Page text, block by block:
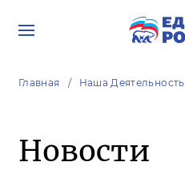
Главная Наша Деятельность
Новости